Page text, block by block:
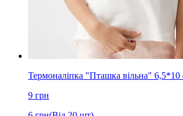
Термоналіпка "Пташка вільна" 6,5*10
9 грн